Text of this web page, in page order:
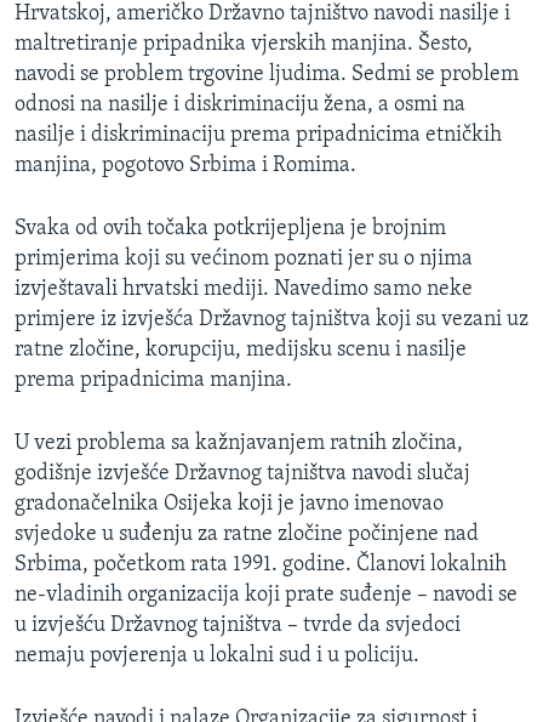
Hrvatskoj, američko Državno tajništvo navodi nasilje i
maltretiranje pripadnika vjerskih manjina. Šesto,
navodi se problem trgovine ljudima. Sedmi se problem
odnosi na nasilje i diskriminaciju žena, a osmi na
nasilje i diskriminaciju prema pripadnicima etničkih
manjina, pogotovo Srbima i Romima.
Svaka od ovih točaka potkrijepljena je brojnim
primjerima koji su većinom poznati jer su o njima
izvještavali hrvatski mediji. Navedimo samo neke
primjere iz izvješća Državnog tajništva koji su vezani uz
ratne zločine, korupciju, medijsku scenu i nasilje
prema pripadnicima manjina.
U vezi problema sa kažnjavanjem ratnih zločina,
godišnje izvješće Državnog tajništva navodi slučaj
gradonačelnika Osijeka koji je javno imenovao
svjedoke u suđenju za ratne zločine počinjene nad
Srbima, početkom rata 1991. godine. Članovi lokalnih
ne-vladinih organizacija koji prate suđenje – navodi se
u izvješću Državnog tajništva – tvrde da svjedoci
nemaju povjerenja u lokalni sud i u policiju.